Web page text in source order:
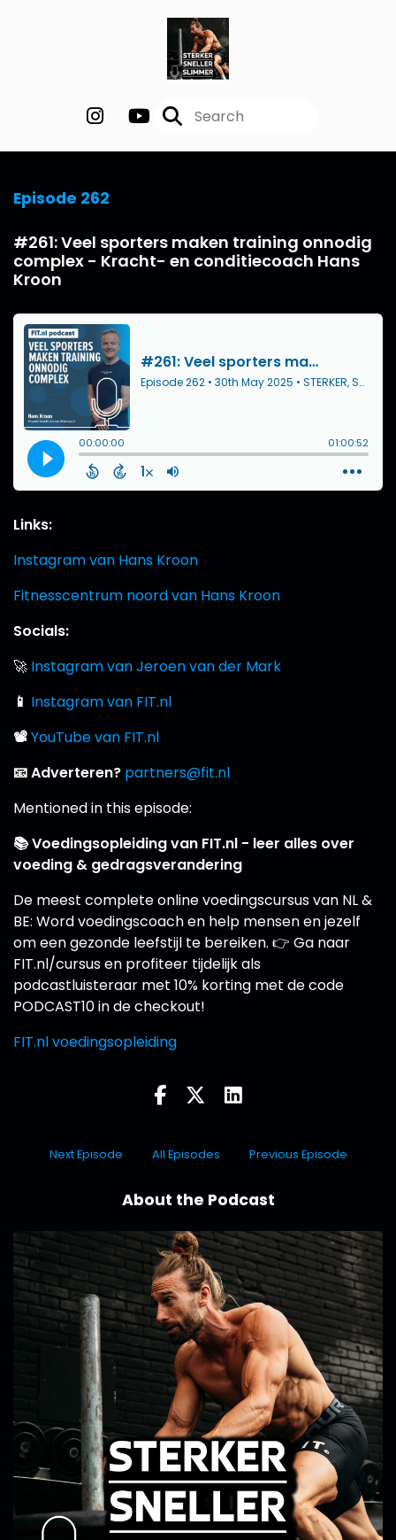
Episode 262
#261: Veel sporters maken training onnodig
complex - Kracht- en conditiecoach Hans
Kroon
Links:
Instagram van Hans Kroon
Fitnesscentrum noord van Hans Kroon
Socials:
🚀 Instagram van Jeroen van der Mark
📱 Instagram van FIT.nl
📽YouTube van FIT.nl
📧 Adverteren? partners@fit.nl
Mentioned in this episode:
📚 Voedingsopleiding van FIT.nl - leer alles over
voeding & gedragsverandering
De meest complete online voedingscursus van NL &
BE: Word voedingscoach en help mensen en jezelf
om een gezonde leefstijl te bereiken. 👉 Ga naar
FIT.nl/cursus en profiteer tijdelijk als
podcastluisteraar met 10% korting met de code
PODCAST10 in de checkout!
FIT.nl voedingsopleiding
Next Episode All Episodes Previous Episode
About the Podcast